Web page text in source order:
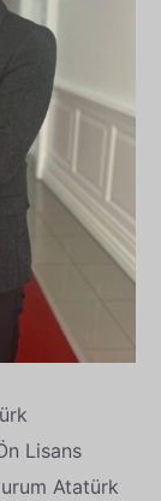
Lisans
Atatürk